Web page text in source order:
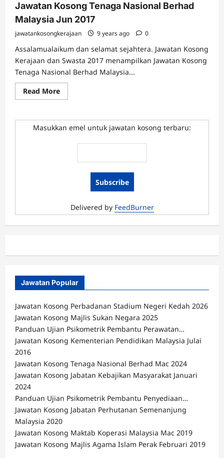
Nasional
Berhad
Disember
Jawatan Kosong Tenaga Nasional Berhad
Malaysia Jun 2017
jawatankosongkerajaan 9 years ago 0
Assalamualaikum dan selamat sejahtera. Jawatan Kosong
Kerajaan dan Swasta 2017 menampilkan Jawatan Kosong
Tenaga Nasional Berhad Malaysia...
Read MoreRead
more
Kosong
Tenaga
Nasional
Malaysia
Masukkan emel untuk jawatan kosong terbaru:
Delivered by FeedBurner
Jawatan Popular
Jawatan Kosong Perbadanan Stadium Negeri Kedah 2026
Jawatan Kosong Majlis Sukan Negara 2025
Panduan Ujian Psikometrik Pembantu Perawatan…
Jawatan Kosong Kementerian Pendidikan Malaysia Julai
2016
Jawatan Kosong Tenaga Nasional Berhad Mac 2024
Jawatan Kosong Jabatan Kebajikan Masyarakat Januari
2024
Panduan Ujian Psikometrik Pembantu Penyediaan…
Jawatan Kosong Jabatan Perhutanan Semenanjung
Malaysia 2020
Jawatan Kosong Maktab Koperasi Malaysia Mac 2019
Jawatan Kosong Majlis Agama Islam Perak Februari 2019